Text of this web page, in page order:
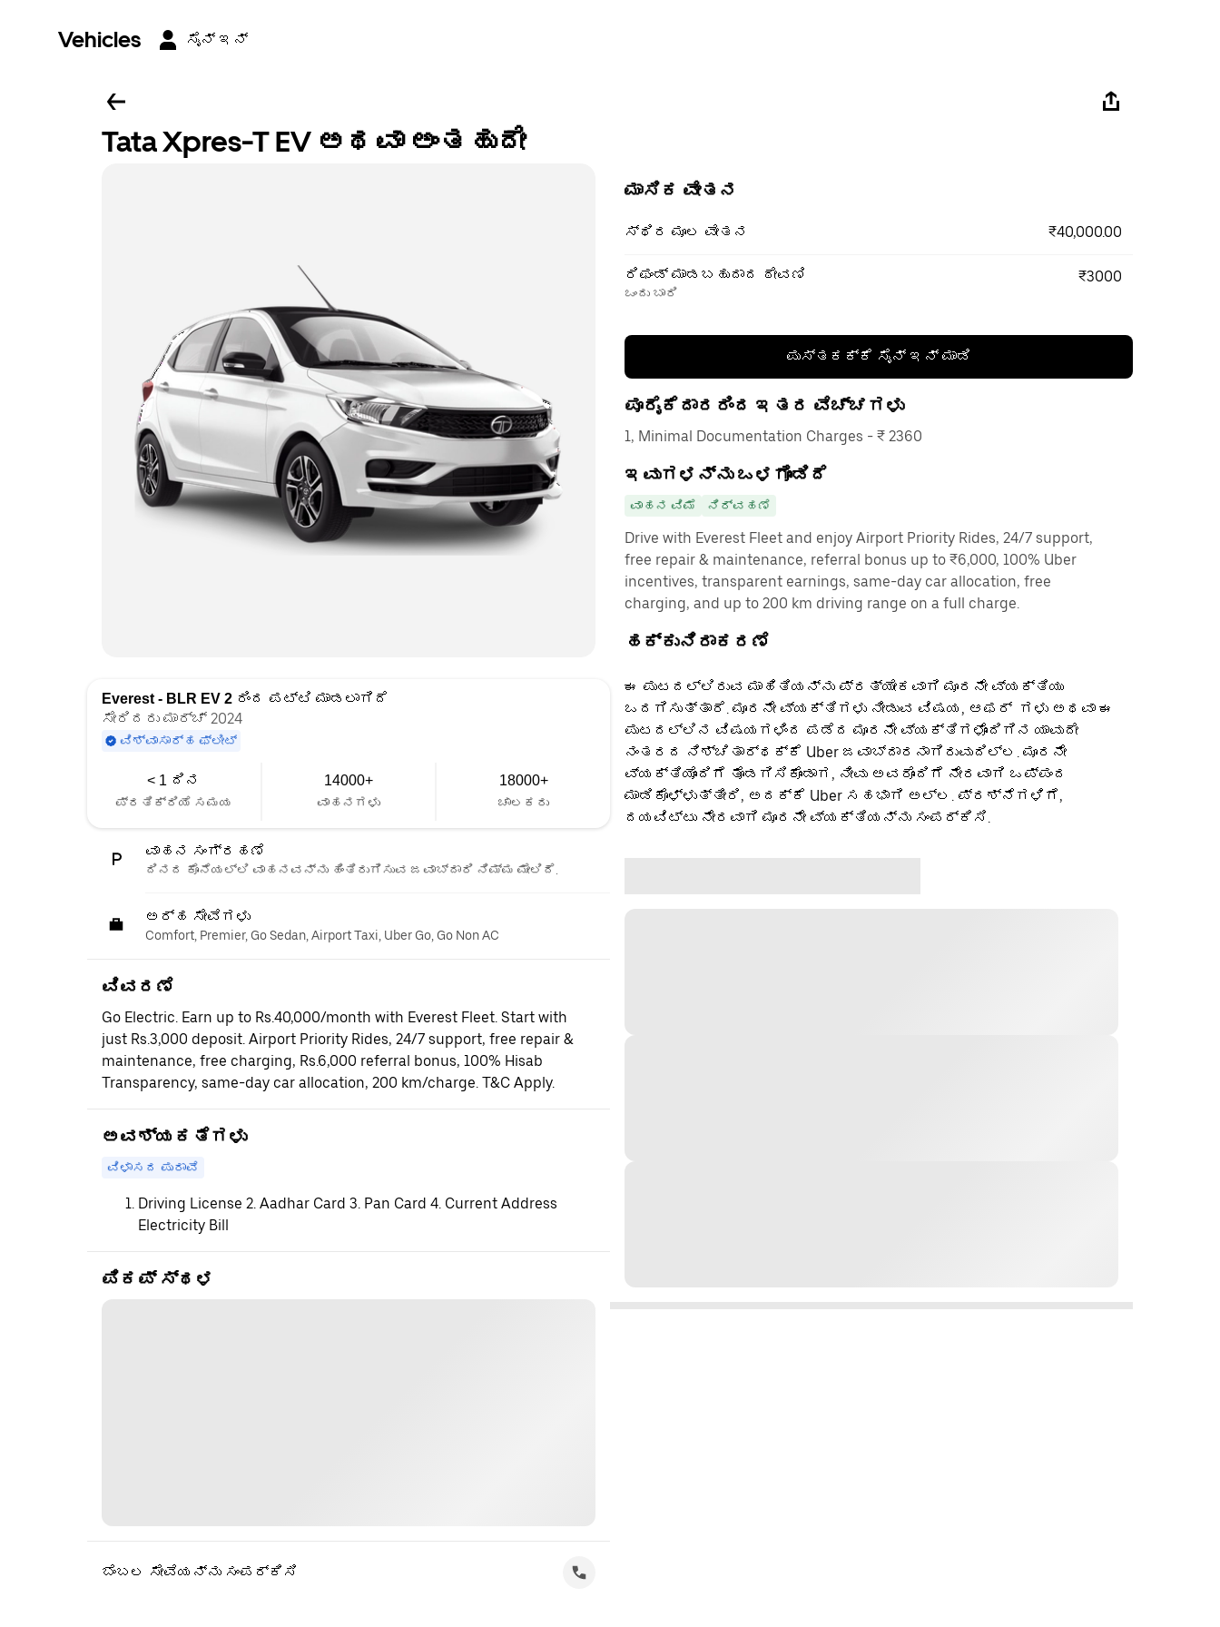
Vehicles ಸೈನ್ ಇನ್
Tata Xpres-T EV ಅಥವಾ ಅಂತಹುದೇ
Everest - BLR EV 2 ರಿಂದ ಪಟ್ಟಿ ಮಾಡಲಾಗಿದೆ
ಸೇರಿದರು ಮಾರ್ಚ್ 2024
ವಿಶ್ವಾಸಾರ್ಹ ಫ್ಲೀಟ್
< 1 ದಿನ
ಪ್ರತಿಕ್ರಿಯೆ ಸಮಯ
14000+
ವಾಹನಗಳು
18000+
ಚಾಲಕರು
ವಾಹನ ಸಂಗ್ರಹಣೆ
ದಿನದ ಕೊನೆಯಲ್ಲಿ ವಾಹನವನ್ನು ಹಿಂತಿರುಗಿಸುವ ಜವಾಬ್ದಾರಿ ನಿಮ್ಮ ಮೇಲಿದೆ.
ಅರ್ಹ ಸೇವೆಗಳು
Comfort, Premier, Go Sedan, Airport Taxi, Uber Go, Go Non AC
ವಿವರಣೆ
Go Electric. Earn up to Rs.40,000/month with Everest Fleet. Start with
just Rs.3,000 deposit. Airport Priority Rides, 24/7 support, free repair &
maintenance, free charging, Rs.6,000 referral bonus, 100% Hisab
Transparency, same-day car allocation, 200 km/charge. T&C Apply.
ಅವಶ್ಯಕತೆಗಳು
ವಿಳಾಸದ ಪುರಾವೆ
Driving License 2. Aadhar Card 3. Pan Card 4. Current Address
Electricity Bill
ಪಿಕಪ್ ಸ್ಥಳ
ಬೆಂಬಲ ಸೇವೆಯನ್ನು ಸಂಪರ್ಕಿಸಿ
ಮಾಸಿಕ ವೇತನ
ಸ್ಥಿರ ಮೂಲ ವೇತನ ₹40,000.00
ರಿಫಂಡ್ ಮಾಡಬಹುದಾದ ಠೇವಣಿ
ಒಂದು ಬಾರಿ
₹3000
ಪುಸ್ತಕಕ್ಕೆ ಸೈನ್ ಇನ್ ಮಾಡಿ
ಪೂರೈಕೆದಾರರಿಂದ ಇತರ ವೆಚ್ಚಗಳು
1, Minimal Documentation Charges - ₹ 2360
ಇವುಗಳನ್ನು ಒಳಗೊಂಡಿದೆ
ವಾಹನ ವಿಮೆ ನಿರ್ವಹಣೆ
Drive with Everest Fleet and enjoy Airport Priority Rides, 24/7 support,
free repair & maintenance, referral bonus up to ₹6,000, 100% Uber
incentives, transparent earnings, same-day car allocation, free
charging, and up to 200 km driving range on a full charge.
ಹಕ್ಕುನಿರಾಕರಣೆ
ಈ ಪುಟದಲ್ಲಿರುವ ಮಾಹಿತಿಯನ್ನು ಪ್ರತ್ಯೇಕವಾಗಿ ಮೂರನೇ ವ್ಯಕ್ತಿಯು
ಒದಗಿಸುತ್ತಾರೆ. ಮೂರನೇ ವ್ಯಕ್ತಿಗಳು ನೀಡುವ ವಿಷಯ, ಆಫರ್ ‌ ಗಳು ಅಥವಾ ಈ
ಪುಟದಲ್ಲಿನ ವಿಷಯಗಳಿಂದ ಪಡೆದ ಮೂರನೇ ವ್ಯಕ್ತಿಗಳೊಂದಿಗಿನ ಯಾವುದೇ
ನಂತರದ ನಿಶ್ಚಿತಾರ್ಥಕ್ಕೆ Uber ಜವಾಬ್ದಾರನಾಗಿರುವುದಿಲ್ಲ. ಮೂರನೇ
ವ್ಯಕ್ತಿಯೊಂದಿಗೆ ತೊಡಗಿಸಿಕೊಂಡಾಗ, ನೀವು ಅವರೊಂದಿಗೆ ನೇರವಾಗಿ ಒಪ್ಪಂದ
ಮಾಡಿಕೊಳ್ಳುತ್ತೀರಿ, ಅದಕ್ಕೆ Uber ಸಹಭಾಗಿ ಅಲ್ಲ. ಪ್ರಶ್ನೆಗಳಿಗೆ,
ದಯವಿಟ್ಟು ನೇರವಾಗಿ ಮೂರನೇ ವ್ಯಕ್ತಿಯನ್ನು ಸಂಪರ್ಕಿಸಿ.